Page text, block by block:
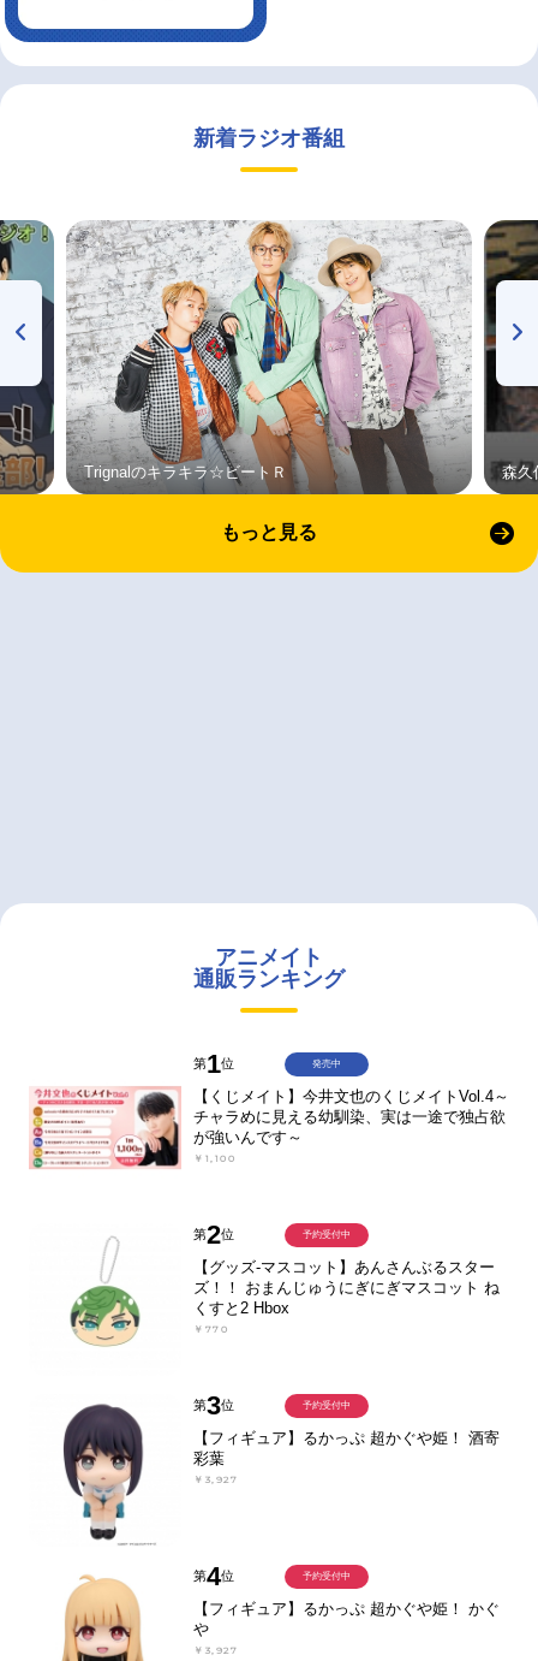
新着ラジオ番組
Trignalのキラキラ☆ビートＲ 森久
もっと見る
アニメイト
通販ランキング
第1位
【くじメイト】今井文也のくじメイトVol.4～
チャラめに見える幼馴染、実は一途で独占欲
が強いんです～
￥1,100
発売中
第2位
【グッズ-マスコット】あんさんぶるスター
ズ！！ おまんじゅうにぎにぎマスコット ね
くすと2 Hbox
￥770
予約受付中
第3位
【フィギュア】るかっぷ 超かぐや姫！ 酒寄
彩葉
￥3,927
予約受付中
第4位
【フィギュア】るかっぷ 超かぐや姫！ かぐ
や
￥3,927
予約受付中